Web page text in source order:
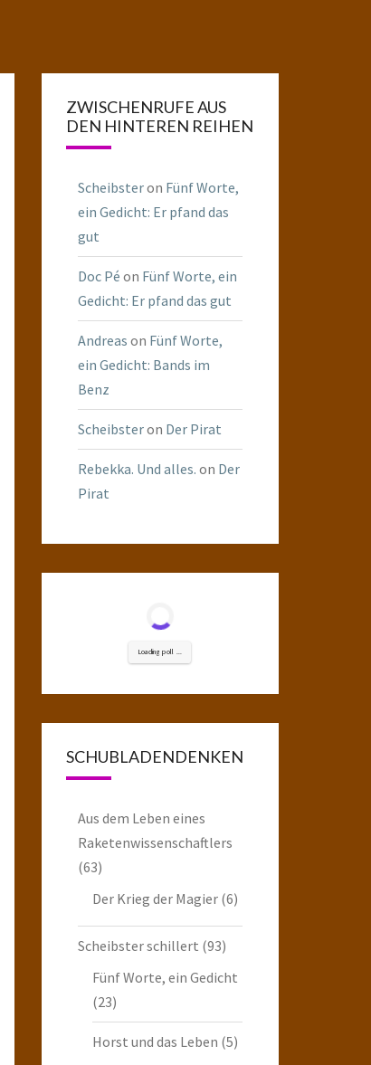
ZWISCHENRUFE AUS
DEN HINTEREN REIHEN
Scheibsteron Fünf Worte,
ein Gedicht: Er pfand das
gut
Doc Pé on Fünf Worte, ein
Gedicht: Er pfand das gut
Andreas on Fünf Worte,
ein Gedicht: Bands im
Benz
Scheibsteron Der Pirat
Rebekka. Und alles. on Der
Pirat
Loading poll ...
SCHUBLADENDENKEN
Aus dem Leben eines
Raketenwissenschaftlers
(63)
Der Krieg der Magier(6)
Scheibster schillert (93)
Fünf Worte, ein Gedicht
(23)
Horst und das Leben (5)